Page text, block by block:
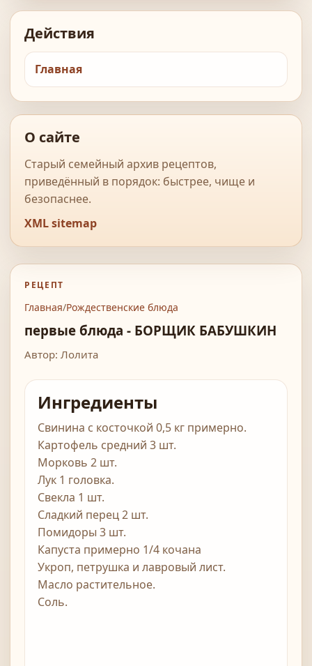
Действия
Главная
О сайте
Старый семейный архив рецептов,
приведённый в порядок: быстрее, чище и
безопаснее.
XML sitemap
РЕЦЕПТ
Главная/Рождественские блюда
первые блюда - БОРЩИК БАБУШКИН
Автор: Лолита
Ингредиенты
Свинина с косточкой 0,5 кг примерно.
Картофель средний 3 шт.
Морковь 2 шт.
Лук 1 головка.
Свекла 1 шт.
Сладкий перец 2 шт.
Помидоры 3 шт.
Капуста примерно 1/4 кочана
Укроп, петрушка и лавровый лист.
Масло растительное.
Соль.